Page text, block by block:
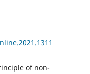
of non-